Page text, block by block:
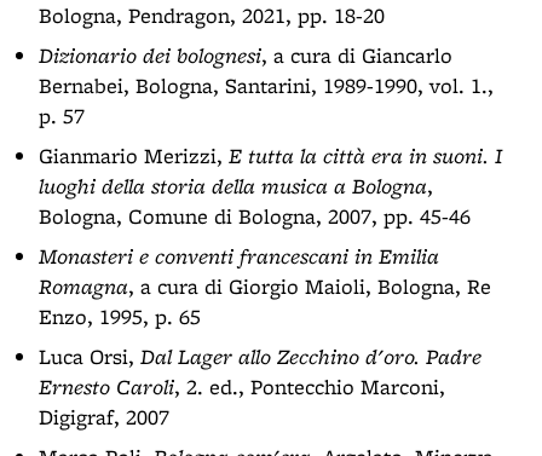
Bologna, Pendragon, 2021, pp. 18-20
Dizionario dei bolognesi, a cura di Giancarlo
Bernabei, Bologna, Santarini, 1989-1990, vol. 1.,
p. 57
Gianmario Merizzi, E tutta la città era in suoni. I
luoghi della storia della musica a Bologna,
Bologna, Comune di Bologna, 2007, pp. 45-46
Monasteri e conventi francescani in Emilia
Romagna, a cura di Giorgio Maioli, Bologna, Re
Enzo, 1995, p. 65
Luca Orsi, Dal Lager allo Zecchino d'oro. Padre
Ernesto Caroli, 2. ed., Pontecchio Marconi,
Digigraf, 2007